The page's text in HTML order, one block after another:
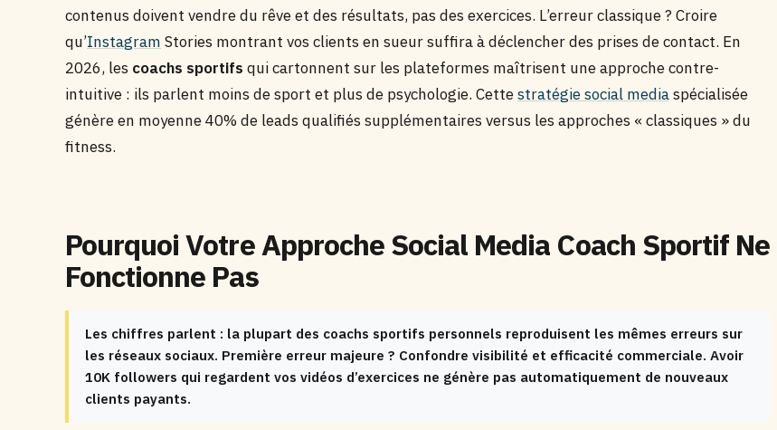
contenus doivent vendre du rêve et des résultats, pas des exercices. L’erreur classique ? Croire
qu’Instagram Stories montrant vos clients en sueur suffira à déclencher des prises de contact. En
2026, les coachs sportifs qui cartonnent sur les plateformes maîtrisent une approche contre-
intuitive : ils parlent moins de sport et plus de psychologie. Cettestratégie social mediaspécialisée
génère en moyenne 40% de leads qualifiés supplémentaires versus les approches « classiques » du
fitness.
Pourquoi Votre Approche Social Media Coach Sportif Ne
Fonctionne Pas
Les chiffres parlent : la plupart des coachs sportifs personnels reproduisent les mêmes erreurs sur
les réseaux sociaux. Première erreur majeure ? Confondre visibilité et efficacité commerciale. Avoir
10K followers qui regardent vos vidéos d’exercices ne génère pas automatiquement de nouveaux
clients payants.